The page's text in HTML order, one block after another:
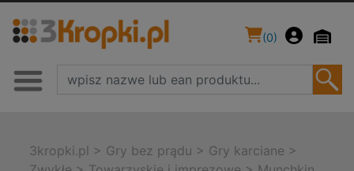
(0)
3kropki.pl > Gry bez prądu > Gry karciane >